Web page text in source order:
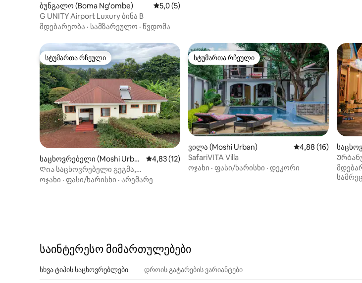
ბუნგალო (Boma Ng'ombe) საშუალო შეფასებაა 5‑დან 5,0, 5 მიმოხილვა
5,0 (5)
G UNITY Airport Luxury ბინა B
მდებარეობა · სამზარეულო · წვდომა
სტუმართა რჩეული
სტუმართა რჩეული
საცხოვრებელი (Moshi Urba
n)
საშუალო შეფასებაა 5‑დან 4,83, 12 მიმოხილვა
4,83 (12)
Ღია საცხოვრებელი გეგმა,
ტროპიკული ბაღი, მთის ხედი
ოჯახი · ფასი/ხარისხი · არემარე
სტუმართა რჩეული
სტუმართა რჩეული
ვილა (Moshi Urban) საშუალო
4,88 (16)
SafariVITA Villa
ოჯახი · ფასი/ხარისხი · დეკორი
საინტერესო მიმართულებები
სხვა ტიპის საცხოვრებლები დროის გატარების ვარიანტები